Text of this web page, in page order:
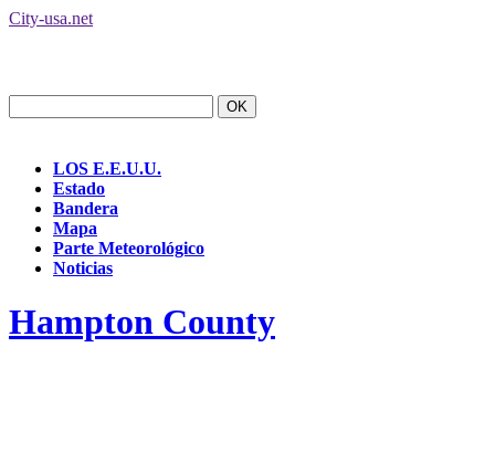
City-usa.net
LOS E.E.U.U.
Estado
Bandera
Mapa
Parte Meteorológico
Noticias
Hampton County